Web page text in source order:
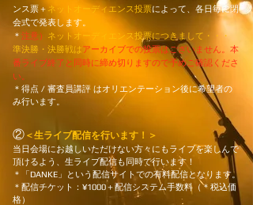
ンス票＋ ネットオーディエンス投票によって、各日毎に閉
会式で発表します。
＊ 注意） ネットオーディエンス投票につきまして・・・
準決勝・決勝戦はアーカイブでの投票はございません。本
番ライブ終了と同時に締め切りますので予めご確認くださ
い。
＊得点 / 審査員講評 はオリエンテーション後に希望者の
み行います。
② ＜生ライブ配信を行います！＞
当日会場にお越しいただけない方々にもライブを楽しんで
頂けるよう、生ライブ配信も同時で行います！
＊「DANKE」という配信サイトでの有料配信となります。
＊配信チケット：¥1000＋配信システム手数料（＊税込価
格）